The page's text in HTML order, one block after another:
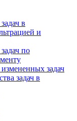
в
и
по
задач
задач в